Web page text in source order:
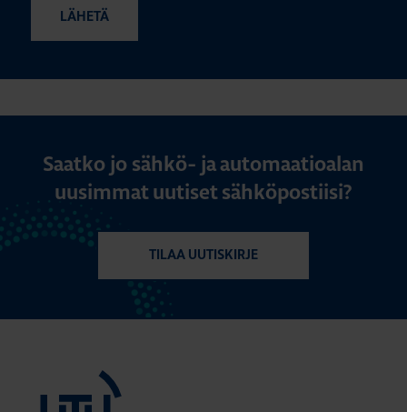
Saatko jo sähkö- ja automaatioalan
uusimmat uutiset sähköpostiisi?
TILAA UUTISKIRJE